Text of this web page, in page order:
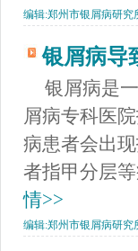
编辑:郑州市银屑病研究
银屑病导
银屑病是
屑病专科医
病患者会出
者指甲分层
情>>
编辑:郑州市银屑病研究